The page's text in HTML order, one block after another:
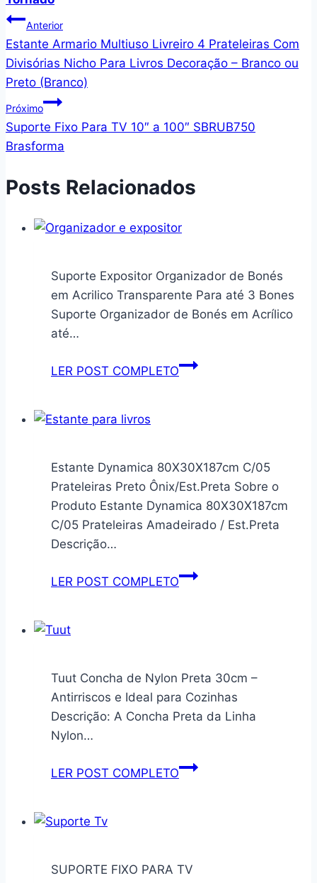
Navegação
de
Post
Anterior
Estante Armario Multiuso Livreiro 4 Prateleiras Com
Divisórias Nicho Para Livros Decoração – Branco ou
Preto (Branco)
Próximo
Suporte Fixo Para TV 10″ a 100″ SBRUB750
Brasforma
Posts Relacionados
Suporte Expositor Organizador de Bonés
em Acrilico Transparente Para até 3 Bones
Suporte Organizador de Bonés em Acrílico
até…
LER POST COMPLETOSuporte
em
Acrilico
Transparente
Para
Bones
Estante Dynamica 80X30X187cm C/05
Prateleiras Preto Ônix/Est.Preta Sobre o
Produto Estante Dynamica 80X30X187cm
C/05 Prateleiras Amadeirado / Est.Preta
Descrição…
LER POST COMPLETOEstante
Preto
Ônix/Est.Preta
Tuut Concha de Nylon Preta 30cm –
Antirriscos e Ideal para Cozinhas
Descrição: A Concha Preta da Linha
Nylon…
LER POST COMPLETOTuut
30cm
SUPORTE FIXO PARA TV